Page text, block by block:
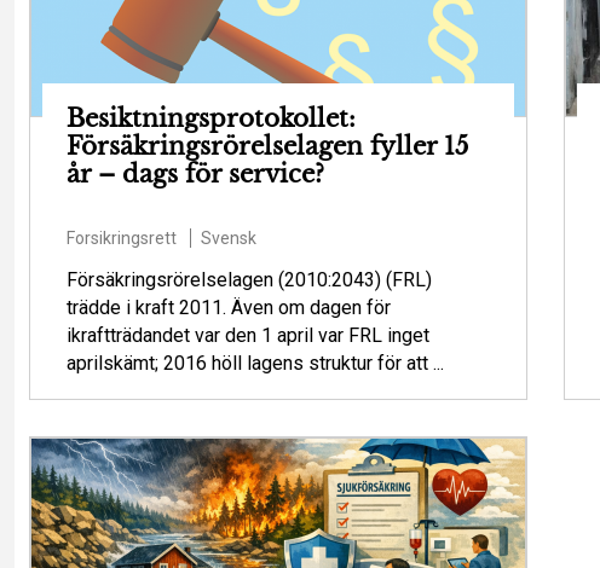
Besiktningsprotokollet:
Försäkringsrörelselagen fyller 15
år – dags för service?
Forsikringsrett Svensk
Försäkringsrörelselagen (2010:2043) (FRL)
trädde i kraft 2011. Även om dagen för
ikraftträdandet var den 1 april var FRL inget
aprilskämt; 2016 höll lagens struktur för att ...